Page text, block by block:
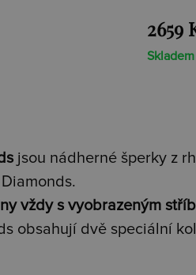
jsou nádherné šperky z
vždy s vyobrazeným
obsahují dvě speciální